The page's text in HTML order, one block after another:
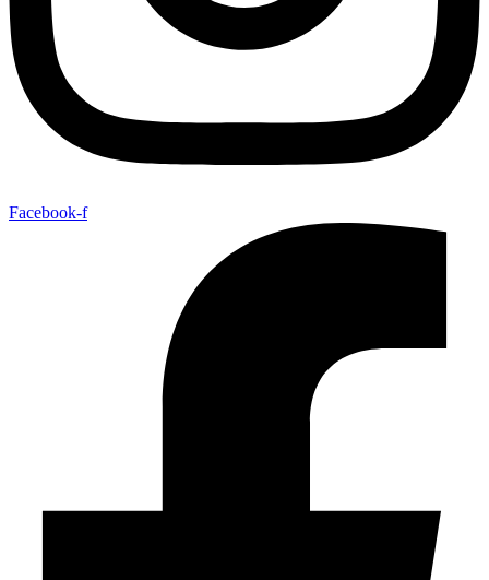
Facebook-f